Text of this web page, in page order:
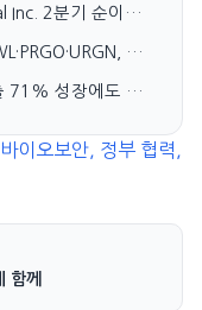
Inc. 2분기 순이익
바
71% 성장에도 시
이오보안, 정부 협력,
함께